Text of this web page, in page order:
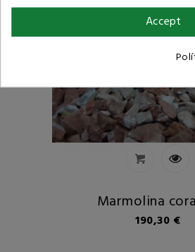
Marmolina
Preu
190,30 €
Accept